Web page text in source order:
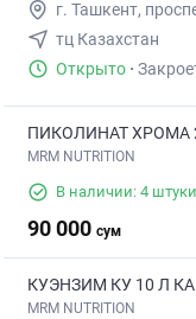
г. Ташкент,
тц Казахстан
Открыто ·
ПИКОЛИНАТ ХРОМА
MRM NUTRITION
В наличии: 4 штуки
90 000 сум
КУЭНЗИМ КУ 10 Л
MRM NUTRITION